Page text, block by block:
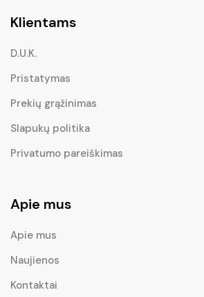
Klientams
D.U.K.
Pristatymas
Prekių grąžinimas
Slapukų politika
Privatumo pareiškimas
Apie mus
Apie mus
Naujienos
Kontaktai